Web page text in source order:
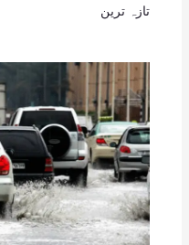
تازہ ترین